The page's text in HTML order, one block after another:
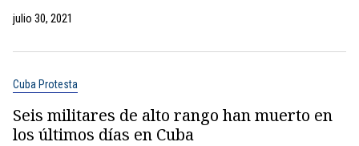
julio 30, 2021
Cuba Protesta
Seis militares de alto rango han muerto en
los últimos días en Cuba